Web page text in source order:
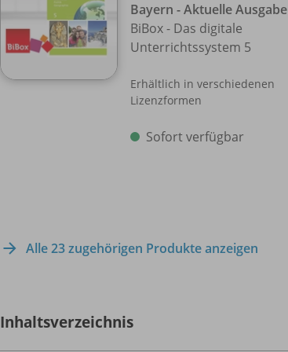
Bayern - Aktuelle Ausgabe
BiBox - Das digitale
Unterrichtssystem 5
Erhältlich in verschiedenen
Lizenzformen
Sofort verfügbar
Alle 23 zugehörigen Produkte anzeigen
Inhaltsverzeichnis